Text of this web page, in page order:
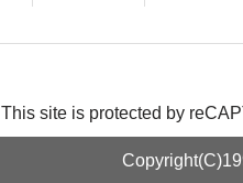
This site is protected by